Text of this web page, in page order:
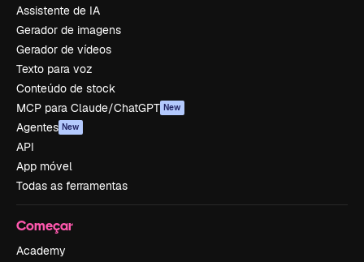
Assistente de IA
Gerador de imagens
Gerador de vídeos
Texto para voz
Conteúdo de stock
MCP para Claude/ChatGPT New
Agentes New
API
App móvel
Todas as ferramentas
Começar
Academy